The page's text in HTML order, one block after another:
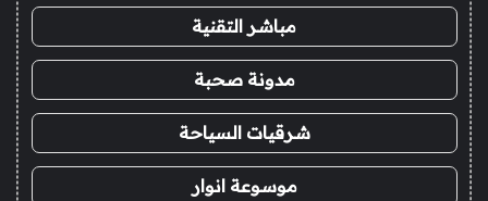
مباشر التقنية
مدونة صحبة
شرقيات السياحة
موسوعة انوار